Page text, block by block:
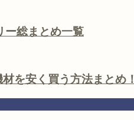
ー総まとめ一覧
を安く買う方法まとめ！